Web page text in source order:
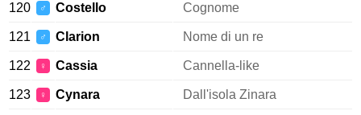
120 ♂ Costello Cognome
121 ♂ Clarion Nome di un re
122 ♀ Cassia Cannella-like
123 ♀ Cynara Dall'isola Zinara